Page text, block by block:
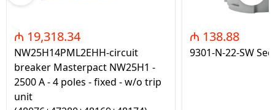
₼ 19,318.34
NW25H14PML2EHH-circuit
breaker Masterpact NW25H1 -
2500 A - 4 poles - fixed - w/o trip
unit
₼ 138.88
9301-N-22-SW